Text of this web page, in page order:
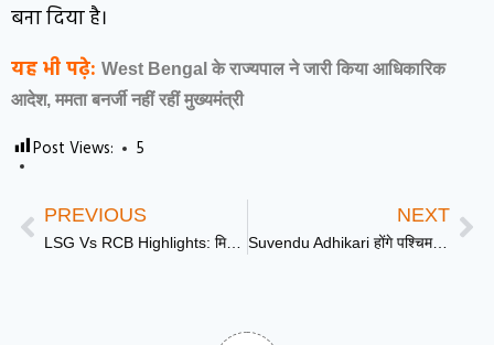
बना दिया है।
यह भी पढ़े: West Bengal के राज्यपाल ने जारी किया आधिकारिक
आदेश, ममता बनर्जी नहीं रहीं मुख्यमंत्री
Post Views: 5
PREVIOUS
LSG Vs RCB Highlights: मिचेल मार्श के तूफान में उड़ी बेंगलुरु, लखनऊ ने इकाना में दर्ज की रोमांचक जीत
NEXT
Suvendu Adhikari होंगे पश्चिम बंगाल के नए मुख्यमंत्री, शनिवार सुबह 11 बजे लेंगे शपथ